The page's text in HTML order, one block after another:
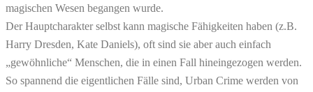
magischen Wesen begangen wurde.
Der Hauptcharakter selbst kann magische Fähigkeiten haben (z.B.
Harry Dresden, Kate Daniels), oft sind sie aber auch einfach
„gewöhnliche“ Menschen, die in einen Fall hineingezogen werden.
So spannend die eigentlichen Fälle sind, Urban Crime werden von